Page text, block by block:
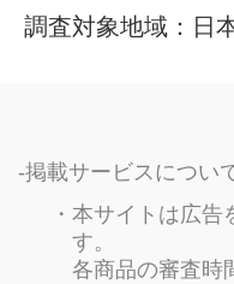
調査対象地域：日
掲載サービスについ
本サイトは広告
す。
各商品の審査時